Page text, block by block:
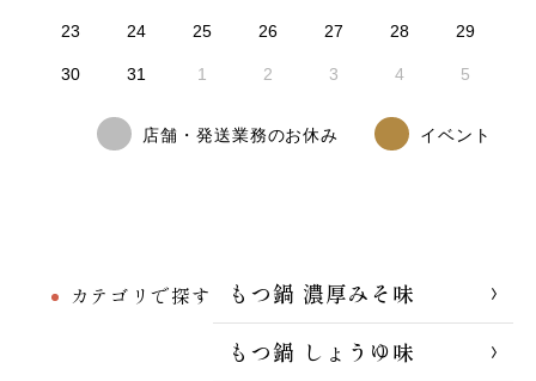
カテゴリで探す
もつ鍋 濃厚みそ味
もつ鍋 しょうゆ味
23 24 25 26 27 28 29
30 31 1 2 3 4 5
店舗・発送業務のお休み イベント